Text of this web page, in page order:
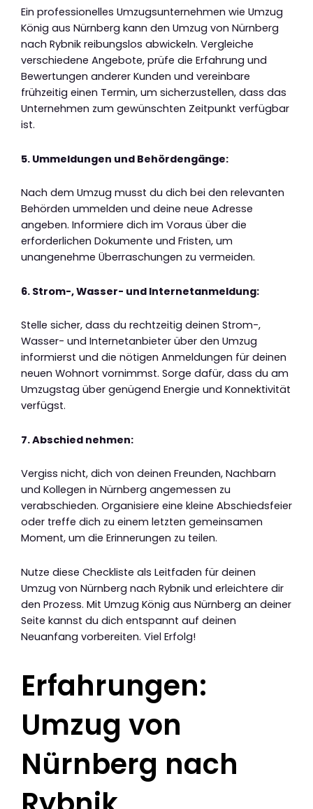
Ein professionelles Umzugsunternehmen wie Umzug
König aus Nürnberg kann den Umzug von Nürnberg
nach Rybnik reibungslos abwickeln. Vergleiche
verschiedene Angebote, prüfe die Erfahrung und
Bewertungen anderer Kunden und vereinbare
frühzeitig einen Termin, um sicherzustellen, dass das
Unternehmen zum gewünschten Zeitpunkt verfügbar
ist.
5. Ummeldungen und Behördengänge:
Nach dem Umzug musst du dich bei den relevanten
Behörden ummelden und deine neue Adresse
angeben. Informiere dich im Voraus über die
erforderlichen Dokumente und Fristen, um
unangenehme Überraschungen zu vermeiden.
6. Strom-, Wasser- und Internetanmeldung:
Stelle sicher, dass du rechtzeitig deinen Strom-,
Wasser- und Internetanbieter über den Umzug
informierst und die nötigen Anmeldungen für deinen
neuen Wohnort vornimmst. Sorge dafür, dass du am
Umzugstag über genügend Energie und Konnektivität
verfügst.
7. Abschied nehmen:
Vergiss nicht, dich von deinen Freunden, Nachbarn
und Kollegen in Nürnberg angemessen zu
verabschieden. Organisiere eine kleine Abschiedsfeier
oder treffe dich zu einem letzten gemeinsamen
Moment, um die Erinnerungen zu teilen.
Nutze diese Checkliste als Leitfaden für deinen
Umzug von Nürnberg nach Rybnik und erleichtere dir
den Prozess. Mit Umzug König aus Nürnberg an deiner
Seite kannst du dich entspannt auf deinen
Neuanfang vorbereiten. Viel Erfolg!
Erfahrungen:
Umzug von
Nürnberg nach